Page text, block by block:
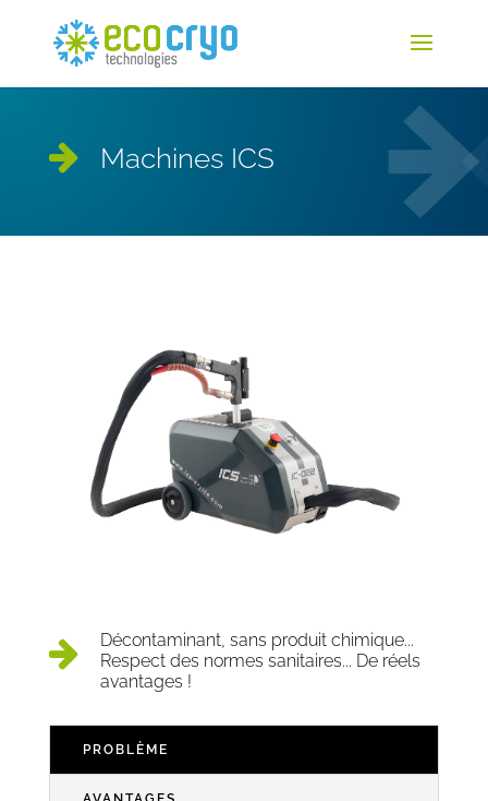
Machines ICS
Décontaminant, sans produit chimique...
Respect des normes sanitaires... De réels
avantages !
PROBLÈME